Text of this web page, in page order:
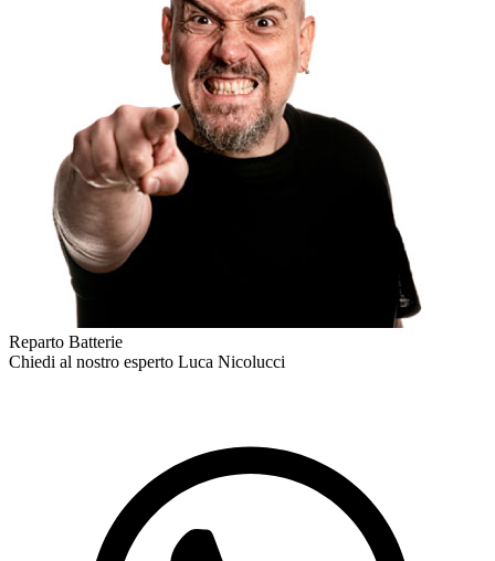
Reparto Batterie
Chiedi al nostro esperto Luca Nicolucci